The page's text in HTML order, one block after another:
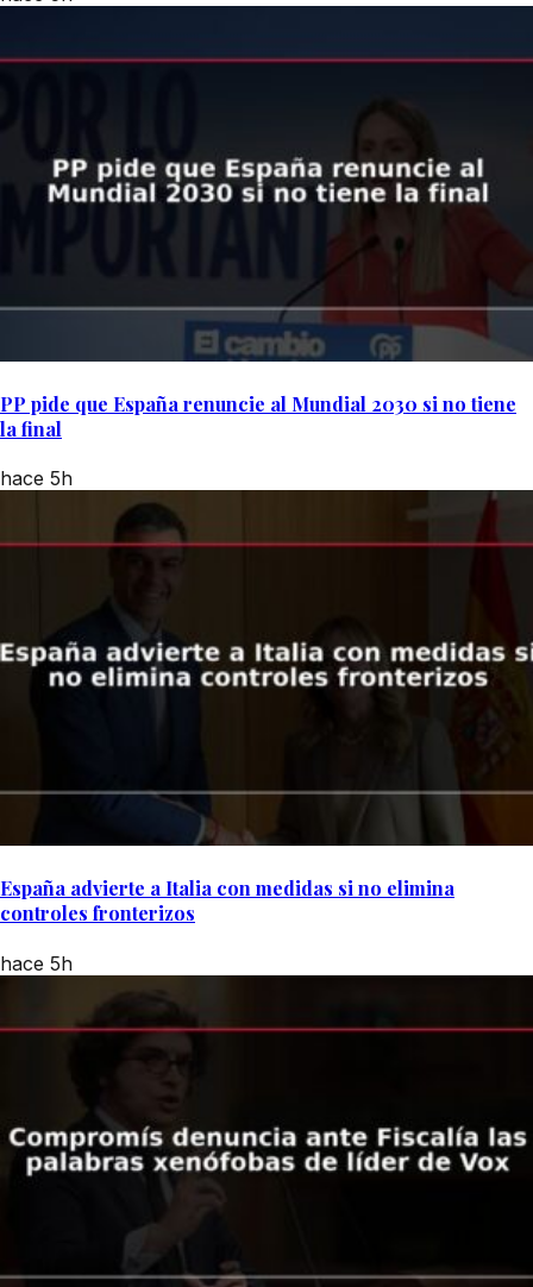
PP pide que España renuncie al Mundial 2030 si no tiene
la final
hace 5h
España advierte a Italia con medidas si no elimina
controles fronterizos
hace 5h